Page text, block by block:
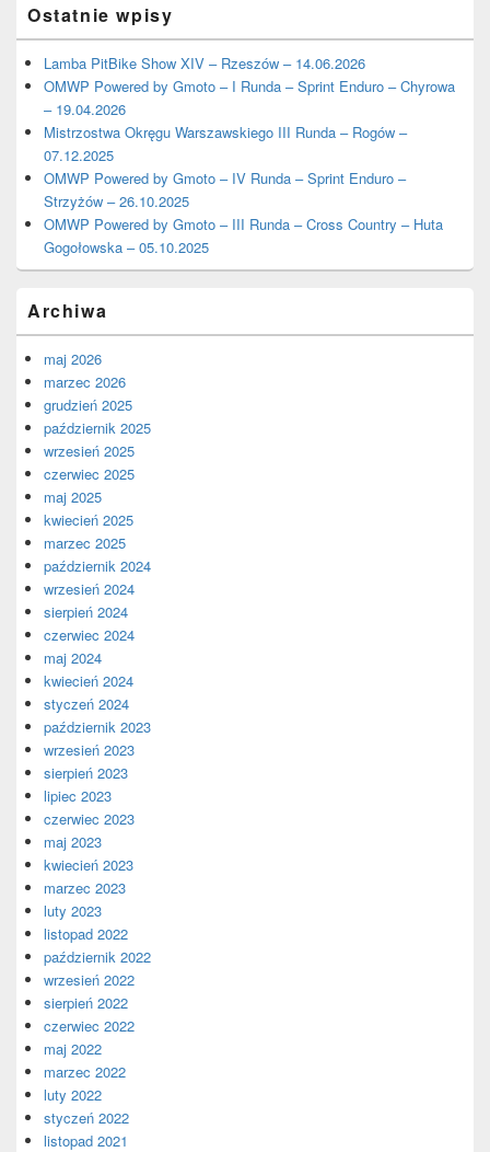
Ostatnie wpisy
Lamba PitBike Show XIV – Rzeszów – 14.06.2026
OMWP Powered by Gmoto – I Runda – Sprint Enduro – Chyrowa
– 19.04.2026
Mistrzostwa Okręgu Warszawskiego III Runda – Rogów –
07.12.2025
OMWP Powered by Gmoto – IV Runda – Sprint Enduro –
Strzyżów – 26.10.2025
OMWP Powered by Gmoto – III Runda – Cross Country – Huta
Gogołowska – 05.10.2025
Archiwa
maj 2026
marzec 2026
grudzień 2025
październik 2025
wrzesień 2025
czerwiec 2025
maj 2025
kwiecień 2025
marzec 2025
październik 2024
wrzesień 2024
sierpień 2024
czerwiec 2024
maj 2024
kwiecień 2024
styczeń 2024
październik 2023
wrzesień 2023
sierpień 2023
lipiec 2023
czerwiec 2023
maj 2023
kwiecień 2023
marzec 2023
luty 2023
listopad 2022
październik 2022
wrzesień 2022
sierpień 2022
czerwiec 2022
maj 2022
marzec 2022
luty 2022
styczeń 2022
listopad 2021